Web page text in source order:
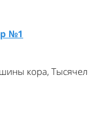
№1
кора,